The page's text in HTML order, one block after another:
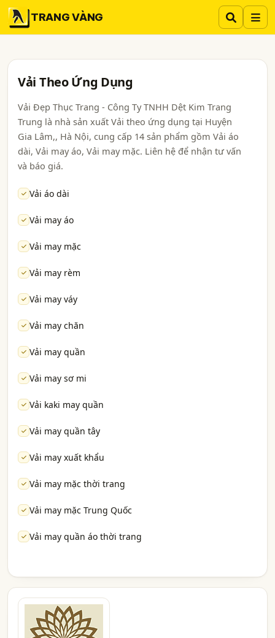
TRANG VÀNG
Vải Theo Ứng Dụng
Vải Đẹp Thục Trang - Công Ty TNHH Dệt Kim Trang
Trung là nhà sản xuất Vải theo ứng dụng tại Huyện
Gia Lâm,, Hà Nội, cung cấp 14 sản phẩm gồm Vải áo
dài, Vải may áo, Vải may mặc. Liên hệ để nhận tư vấn
và báo giá.
Vải áo dài
Vải may áo
Vải may mặc
Vải may rèm
Vải may váy
Vải may chăn
Vải may quần
Vải may sơ mi
Vải kaki may quần
Vải may quần tây
Vải may xuất khẩu
Vải may mặc thời trang
Vải may mặc Trung Quốc
Vải may quần áo thời trang